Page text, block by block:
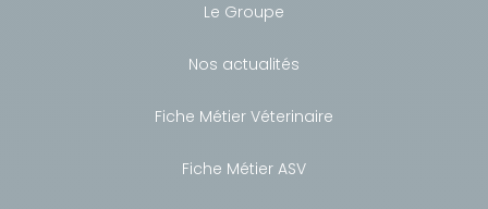
Le Groupe
Nos actualités
Fiche Métier Véterinaire
Fiche Métier ASV